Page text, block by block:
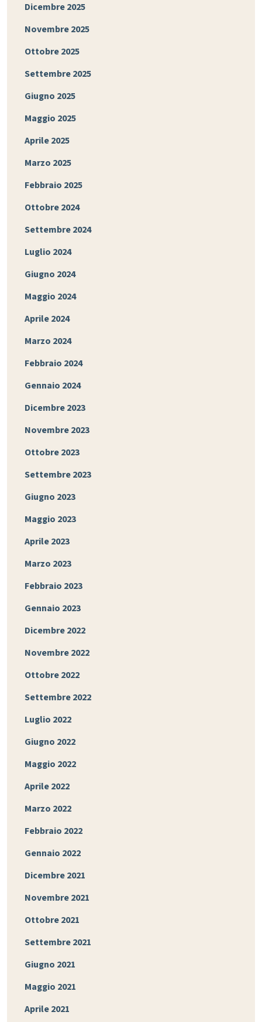
Dicembre 2025
Novembre 2025
Ottobre 2025
Settembre 2025
Giugno 2025
Maggio 2025
Aprile 2025
Marzo 2025
Febbraio 2025
Ottobre 2024
Settembre 2024
Luglio 2024
Giugno 2024
Maggio 2024
Aprile 2024
Marzo 2024
Febbraio 2024
Gennaio 2024
Dicembre 2023
Novembre 2023
Ottobre 2023
Settembre 2023
Giugno 2023
Maggio 2023
Aprile 2023
Marzo 2023
Febbraio 2023
Gennaio 2023
Dicembre 2022
Novembre 2022
Ottobre 2022
Settembre 2022
Luglio 2022
Giugno 2022
Maggio 2022
Aprile 2022
Marzo 2022
Febbraio 2022
Gennaio 2022
Dicembre 2021
Novembre 2021
Ottobre 2021
Settembre 2021
Giugno 2021
Maggio 2021
Aprile 2021